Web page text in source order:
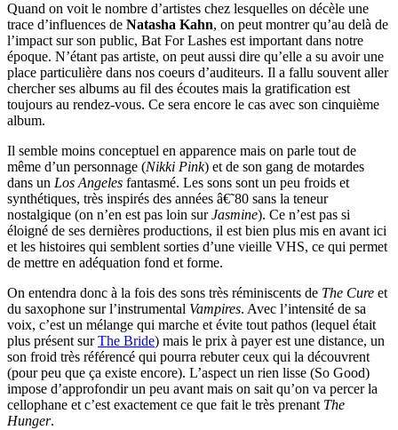
Quand on voit le nombre d’artistes chez lesquelles on décèle une
trace d’influences de Natasha Kahn, on peut montrer qu’au delà de
l’impact sur son public, Bat For Lashes est important dans notre
époque. N’étant pas artiste, on peut aussi dire qu’elle a su avoir une
place particulière dans nos coeurs d’auditeurs. Il a fallu souvent aller
chercher ses albums au fil des écoutes mais la gratification est
toujours au rendez-vous. Ce sera encore le cas avec son cinquième
album.
Il semble moins conceptuel en apparence mais on parle tout de
même d’un personnage (Nikki Pink) et de son gang de motardes
dans un Los Angeles fantasmé. Les sons sont un peu froids et
synthétiques, très inspirés des années â€˜80 sans la teneur
nostalgique (on n’en est pas loin surJasmine). Ce n’est pas si
éloigné de ses dernières productions, il est bien plus mis en avant ici
et les histoires qui semblent sorties d’une vieille VHS, ce qui permet
de mettre en adéquation fond et forme.
On entendra donc à la fois des sons très réminiscents de The Cure et
du saxophone sur l’instrumental Vampires. Avec l’intensité de sa
voix, c’est un mélange qui marche et évite tout pathos (lequel était
plus présent surThe Bride) mais le prix à payer est une distance, un
son froid très référencé qui pourra rebuter ceux qui la découvrent
(pour peu que ça existe encore). L’aspect un rien lisse (So Good)
impose d’approfondir un peu avant mais on sait qu’on va percer la
cellophane et c’est exactement ce que fait le très prenant The
Hunger.